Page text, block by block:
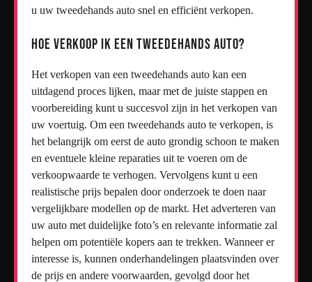
u uw tweedehands auto snel en efficiënt verkopen.
Hoe verkoop ik een tweedehands auto?
Het verkopen van een tweedehands auto kan een
uitdagend proces lijken, maar met de juiste stappen en
voorbereiding kunt u succesvol zijn in het verkopen van
uw voertuig. Om een tweedehands auto te verkopen, is
het belangrijk om eerst de auto grondig schoon te maken
en eventuele kleine reparaties uit te voeren om de
verkoopwaarde te verhogen. Vervolgens kunt u een
realistische prijs bepalen door onderzoek te doen naar
vergelijkbare modellen op de markt. Het adverteren van
uw auto met duidelijke foto’s en relevante informatie zal
helpen om potentiële kopers aan te trekken. Wanneer er
interesse is, kunnen onderhandelingen plaatsvinden over
de prijs en andere voorwaarden, gevolgd door het